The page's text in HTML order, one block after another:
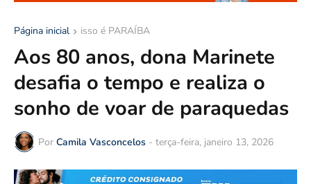
Página inicial isso é PARAÍBA
Aos 80 anos, dona Marinete
desafia o tempo e realiza o
sonho de voar de paraquedas
Por Camila Vasconcelos - terça-feira, janeiro 13, 2026